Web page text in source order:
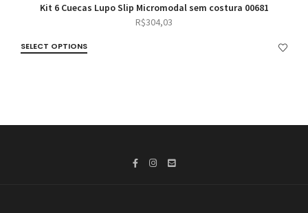
Kit 6 Cuecas Lupo Slip Micromodal sem costura 00681
R$304,03
SELECT OPTIONS